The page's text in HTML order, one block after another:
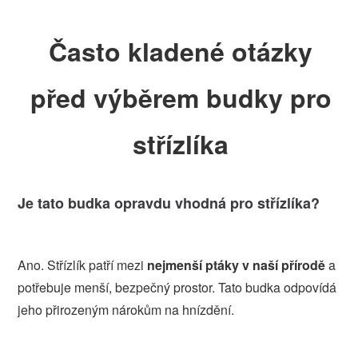
Často kladené otázky
před výběrem budky pro
střízlíka
Je tato budka opravdu vhodná pro střízlíka?
Ano. Střízlík patří mezi nejmenší ptáky v naší příroděa
potřebuje menší, bezpečný prostor. Tato budka odpovídá
jeho přirozeným nárokům na hnízdění.